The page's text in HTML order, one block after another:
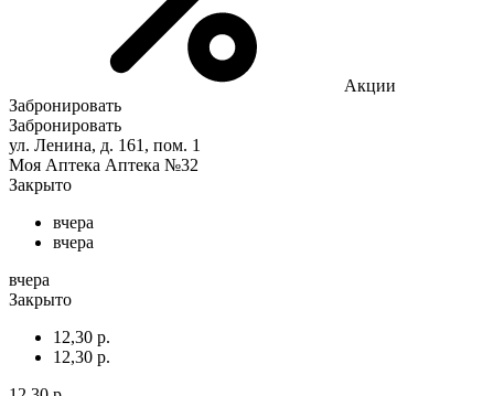
Акции
Забронировать
Забронировать
ул. Ленина, д. 161, пом. 1
Моя Аптека Аптека №32
Закрыто
вчера
вчера
вчера
Закрыто
12,30 р.
12,30 р.